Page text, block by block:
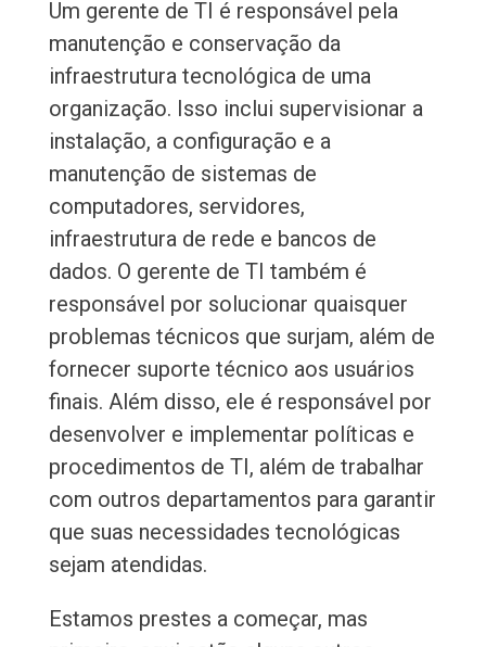
Um gerente de TI é responsável pela
manutenção e conservação da
infraestrutura tecnológica de uma
organização. Isso inclui supervisionar a
instalação, a configuração e a
manutenção de sistemas de
computadores, servidores,
infraestrutura de rede e bancos de
dados. O gerente de TI também é
responsável por solucionar quaisquer
problemas técnicos que surjam, além de
fornecer suporte técnico aos usuários
finais. Além disso, ele é responsável por
desenvolver e implementar políticas e
procedimentos de TI, além de trabalhar
com outros departamentos para garantir
que suas necessidades tecnológicas
sejam atendidas.
Estamos prestes a começar, mas